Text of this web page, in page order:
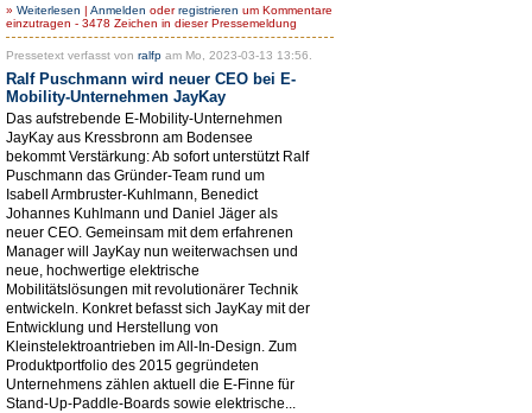
» Weiterlesen | Anmelden oderregistrieren um Kommentare
einzutragen - 3478 Zeichen in dieser Pressemeldung
Pressetext verfasst von ralfp am Mo, 2023-03-13 13:56.
Ralf Puschmann wird neuer CEO bei E-
Mobility-Unternehmen JayKay
Das aufstrebende E-Mobility-Unternehmen
JayKay aus Kressbronn am Bodensee
bekommt Verstärkung: Ab sofort unterstützt Ralf
Puschmann das Gründer-Team rund um
Isabell Armbruster-Kuhlmann, Benedict
Johannes Kuhlmann und Daniel Jäger als
neuer CEO. Gemeinsam mit dem erfahrenen
Manager will JayKay nun weiterwachsen und
neue, hochwertige elektrische
Mobilitätslösungen mit revolutionärer Technik
entwickeln. Konkret befasst sich JayKay mit der
Entwicklung und Herstellung von
Kleinstelektroantrieben im All-In-Design. Zum
Produktportfolio des 2015 gegründeten
Unternehmens zählen aktuell die E-Finne für
Stand-Up-Paddle-Boards sowie elektrische...